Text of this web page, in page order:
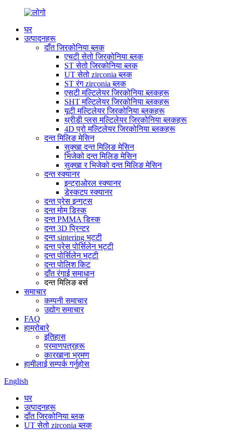
घर
उत्पादनहरू
दाँत जिरकोनिया ब्लक
एचटी सेतो जिरकोनिया ब्लक
ST सेतो जिरकोनिया ब्लक
UT सेतो zirconia ब्लक
ST रंग zirconia ब्लक
एसटी मल्टिलेयर जिरकोनिया ब्लकहरू
SHT मल्टिलेयर जिरकोनिया ब्लकहरू
यूटी मल्टिलेयर जिरकोनिया ब्लकहरू
थ्रीडी प्लस मल्टिलेयर जिरकोनिया ब्लकहरू
4D प्रो मल्टिलेयर जिरकोनिया ब्लकहरू
दन्त मिलिङ मेसिन
सुक्खा दन्त मिलिङ मेसिन
भिजेको दन्त मिलिङ मेसिन
सुक्खा र भिजेको दन्त मिलिङ मेसिन
दन्त स्क्यानर
इन्ट्राओरल स्क्यानर
डेस्कटप स्क्यानर
दन्त प्रेस इन्गट्स
दन्त मोम डिस्क
दन्त PMMA डिस्क
दन्त 3D प्रिन्टर
दन्त sintering भट्टी
दन्त प्रेस पोर्सिलेन भट्टी
दन्त पोर्सिलेन भट्टी
दन्त पोलिश किट
दाँत रंगाई समाधान
दन्त मिलिङ बर्स
समाचार
कम्पनी समाचार
उद्योग समाचार
FAQ
हाम्रोबारे
इतिहास
प्रमाणपत्रहरू
कारखाना भ्रमण
हामीलाई सम्पर्क गर्नुहोस
English
घर
उत्पादनहरू
दाँत जिरकोनिया ब्लक
UT सेतो zirconia ब्लक